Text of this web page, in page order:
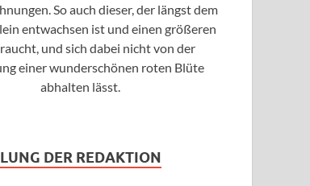
So auch dieser, der längst dem
entwachsen ist und einen größeren
und sich dabei nicht von der
einer wunderschönen roten Blüte
abhalten lässt.
DER REDAKTION